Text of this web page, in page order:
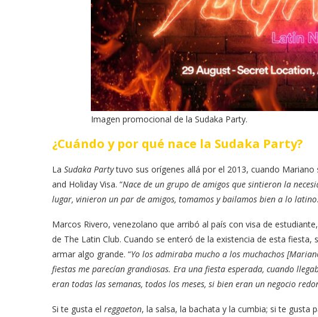
Imagen promocional de la Sudaka Party.
¿Cuándo y por qué nace la Sudaka Party?
La Sudaka Partytuvo sus orígenes allá por el 2013, cuando
and Holiday Visa. “Nace de un grupo de amigos que sintieron la
lugar, vinieron un par de amigos, tomamos y bailamos bien a lo latino
Marcos Rivero, venezolano que arribó al país con visa de
de The Latin Club. Cuando se enteró de la existencia de esta
armar algo grande. “Yo los admiraba mucho a los muchachos
fiestas me parecían grandiosas. Era una fiesta esperada, cuando
eran todas las semanas, todos los meses, si bien eran un negocio
Si te gusta el reggaeton, la salsa, la bachata y la cumbia; si te gusta